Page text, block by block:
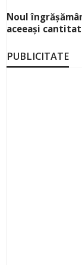
Noul
aceeași
PUBLICITATE